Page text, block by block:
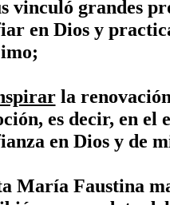
vinculó grandes
en Dios y
la
es decir, en
en Dios y de
María Faustina